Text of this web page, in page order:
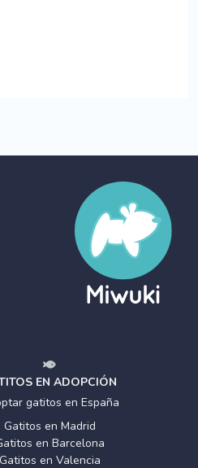
EN ADOPCIÓN
gatitos en España
Gatitos en Madrid
en Barcelona
Gatitos en Valencia